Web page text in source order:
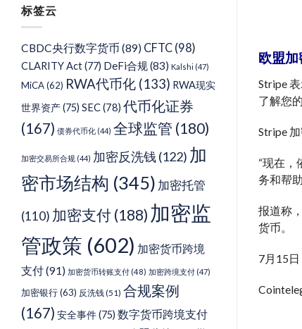
类
标签云
CBDC央行数字货币 (89) CFTC (98)
CLARITY Act(77) DeFi合规(83) Kalshi (47)
MiCA(62) RWA代币化 (133) RWA现实
世界资产(75) SEC(78) 代币化证券
(167) 债券代币化 (44) 全球监管 (180)
加密交易所合规 (44) 加密反洗钱 (122) 加
密市场结构 (345) 加密托管
(110) 加密支付 (188) 加密监
管政策 (602) 加密货币跨境
支付(91) 加密货币转账支付 (48) 加密跨境支付 (47)
加密银行(63) 反洗钱(51) 合规案例
(167) 安全事件(75) 数字货币跨境支付
欧盟
Stripe
了解您
Stripe
“现在，
务和帮
报道称
货币。
7月15